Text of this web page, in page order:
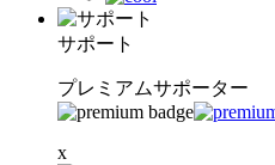
サポート
プレミアムサポーター
x